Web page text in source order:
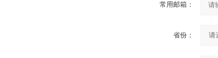
常用邮箱：
省份：